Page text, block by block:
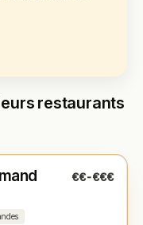
restaurants
€€-€€€